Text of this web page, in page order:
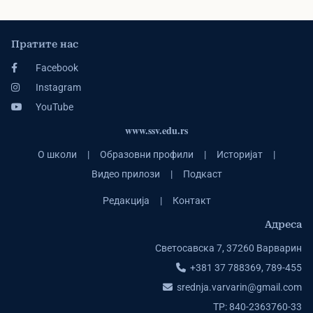
Пратите нас
Facebook
Instagram
YouTube
www.ssv.edu.rs
О школи | Образовни профили | Историјат
|
Видео прилози
| Подкаст
Редакција | Контакт
Адреса
Светосавска 7, 37260 Варварин
+381 37 788369, 789-455
srednja.varvarin@gmail.com
ТР: 840-2363760-33